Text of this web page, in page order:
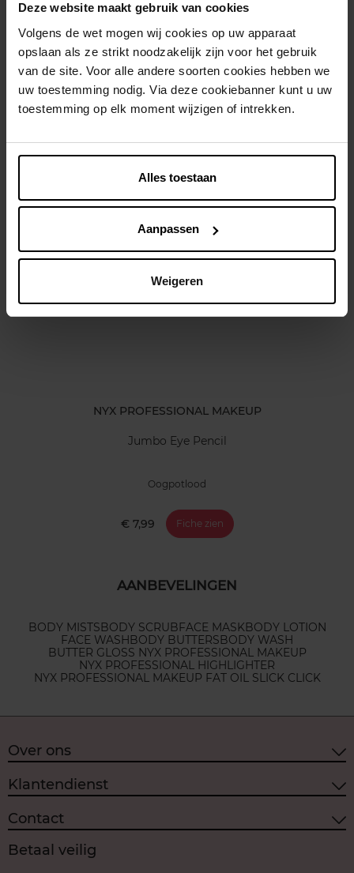
Deze website maakt gebruik van cookies
Volgens de wet mogen wij cookies op uw apparaat
opslaan als ze strikt noodzakelijk zijn voor het gebruik
van de site. Voor alle andere soorten cookies hebben we
uw toestemming nodig. Via deze cookiebanner kunt u uw
toestemming op elk moment wijzigen of intrekken.
Alles toestaan
Aanpassen
Weigeren
Gratis retour in je winkelpunt
Verzending binnen 24u
Beschrijving
Kenmerken
Nog iets vergeten ?
NYX PROFESSIONAL MAKEUP
Jumbo Eye Pencil
Oogpotlood
€ 7,99 Fiche zien
AANBEVELINGEN
BODY MISTSBODY SCRUBFACE MASKBODY LOTION
FACE WASHBODY BUTTERSBODY WASH
BUTTER GLOSS NYX PROFESSIONAL MAKEUP
NYX PROFESSIONAL HIGHLIGHTER
NYX PROFESSIONAL MAKEUP FAT OIL SLICK CLICK
Over ons
Klantendienst
Contact
Betaal veilig